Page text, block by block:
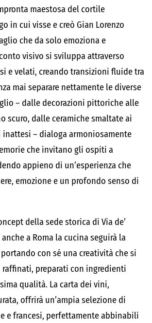
maestosa del cortile
in cui visse e creò Gian Lorenzo
che da solo emoziona e
visivo si sviluppa attraverso
e velati, creando transizioni fluide tra
mai separare nettamente le diverse
– dalle decorazioni pittoriche alle
scuro, dalle ceramiche smaltate ai
– dialoga armoniosamente
che invitano gli ospiti a
appieno di un’esperienza che
emozione e un profondo senso di
della sede storica di Via de’
anche a Roma la cucina seguirà la
con sé una creatività che si
preparati con ingredienti
qualità. La carta dei vini,
offrirà un’ampia selezione di
e francesi, perfettamente abbinabili